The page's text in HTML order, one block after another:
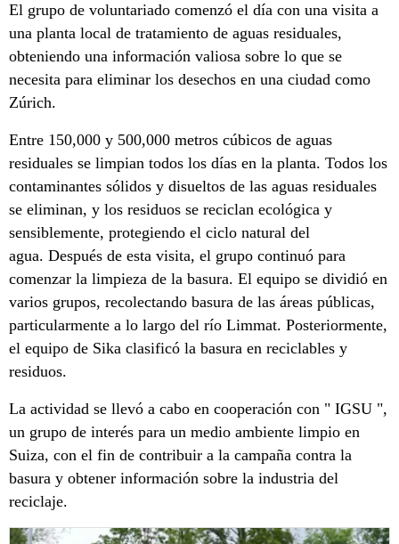
El grupo de voluntariado comenzó el día con una visita a
una planta local de tratamiento de aguas residuales,
obteniendo una información valiosa sobre lo que se
necesita para eliminar los desechos en una ciudad como
Zúrich.
Entre 150,000 y 500,000 metros cúbicos de aguas
residuales se limpian todos los días en la planta. Todos los
contaminantes sólidos y disueltos de las aguas residuales
se eliminan, y los residuos se reciclan ecológica y
sensiblemente, protegiendo el ciclo natural del
agua. Después de esta visita, el grupo continuó para
comenzar la limpieza de la basura. El equipo se dividió en
varios grupos, recolectando basura de las áreas públicas,
particularmente a lo largo del río Limmat. Posteriormente,
el equipo de Sika clasificó la basura en reciclables y
residuos.
La actividad se llevó a cabo en cooperación con " IGSU ",
un grupo de interés para un medio ambiente limpio en
Suiza, con el fin de contribuir a la campaña contra la
basura y obtener información sobre la industria del
reciclaje.